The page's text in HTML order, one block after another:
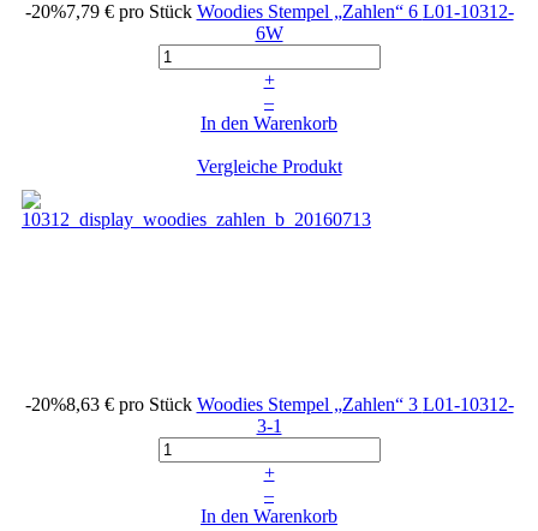
-20%7,79 € pro Stück Woodies Stempel „Zahlen“ 6 L01-10312-
6W
+
–
In den Warenkorb
Vergleiche Produkt
-20%8,63 € pro Stück Woodies Stempel „Zahlen“ 3 L01-10312-
3-1
+
–
In den Warenkorb